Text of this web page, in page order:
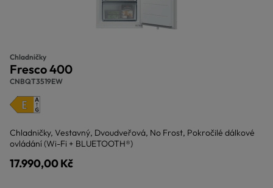
Chladničky
Fresco 400
CNBQT3519EW
Chladničky, Vestavný, Dvoudveřová, No Frost, Pokročilé dálkové
ovládání (Wi-Fi + BLUETOOTH®)
17.990,00 Kč